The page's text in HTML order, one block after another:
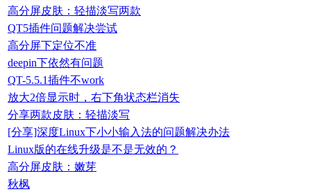
高分屏皮肤：轻描淡写两款
QT5插件问题解决尝试
高分屏下定位不准
deepin下依然有问题
QT-5.5.1插件不work
放大2倍显示时，右下角状态栏消失
分享两款皮肤：轻描淡写
[分享]深度Linux下小小输入法的问题解决办法
Linux版的在线升级是不是无效的？
高分屏皮肤：嫩芽
秋枫